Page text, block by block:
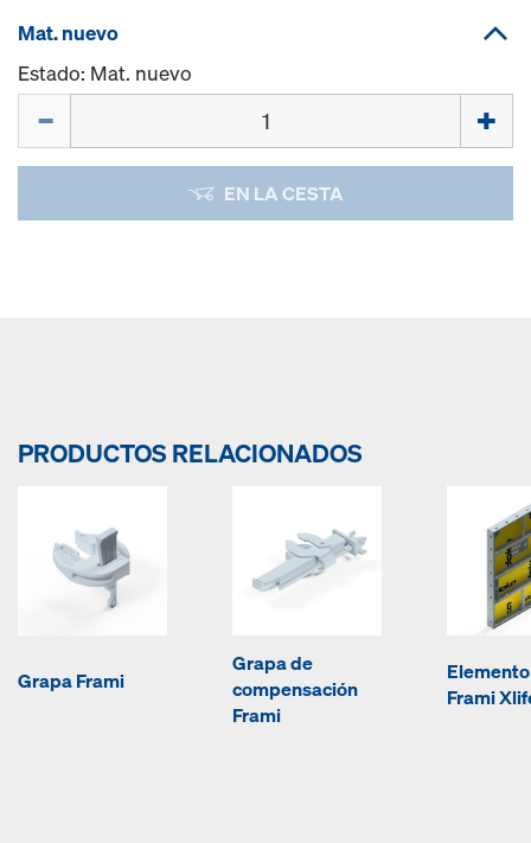
Mat. nuevo
Estado: Mat. nuevo
EN LA CESTA
PRODUCTOS RELACIONADOS
Grapa Frami
Grapa de
compensación
Frami
Frami